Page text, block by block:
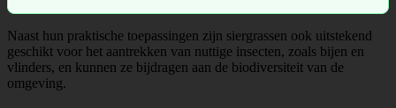
Naast hun praktische toepassingen zijn siergrassen ook uitstekend
geschikt voor het aantrekken van nuttige insecten, zoals bijen en
vlinders, en kunnen ze bijdragen aan de biodiversiteit van de
omgeving.